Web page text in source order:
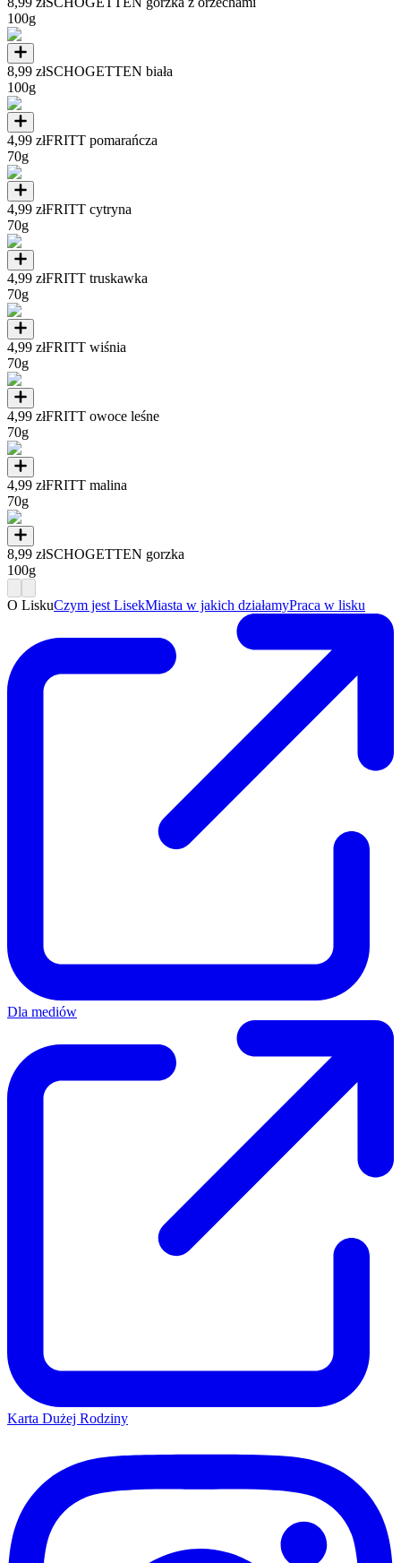
100g
8,99 złSCHOGETTEN biała
100g
4,99 złFRITT pomarańcza
70g
4,99 złFRITT cytryna
70g
4,99 złFRITT truskawka
70g
4,99 złFRITT wiśnia
70g
4,99 złFRITT owoce leśne
70g
4,99 złFRITT malina
70g
8,99 złSCHOGETTEN gorzka
100g
O LiskuCzym jest LisekMiasta w jakich działamyPraca w lisku
Dla mediów
Karta Dużej Rodziny